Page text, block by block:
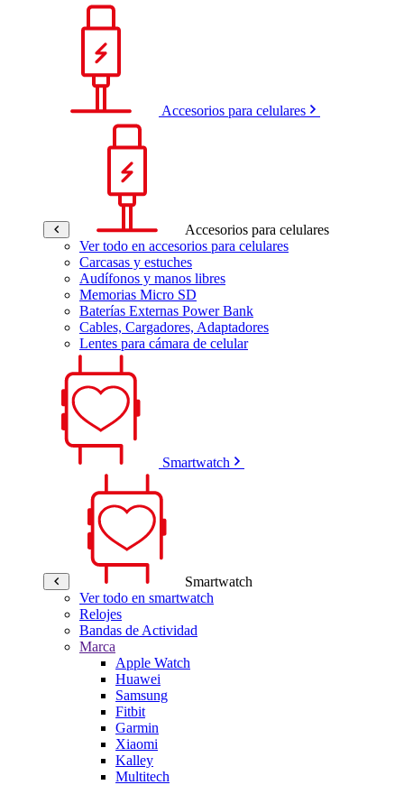
Accesorios para celulares
Accesorios para celulares
Ver todo en accesorios para celulares
Carcasas y estuches
Audífonos y manos libres
Memorias Micro SD
Baterías Externas Power Bank
Cables, Cargadores, Adaptadores
Lentes para cámara de celular
Smartwatch
Smartwatch
Ver todo en smartwatch
Relojes
Bandas de Actividad
Marca
Apple Watch
Huawei
Samsung
Fitbit
Garmin
Xiaomi
Kalley
Multitech